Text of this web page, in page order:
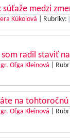
medzi
Kúkolová Rubriky:
radil staviť
Oľga Kleinová
na
Oľga Kleinová